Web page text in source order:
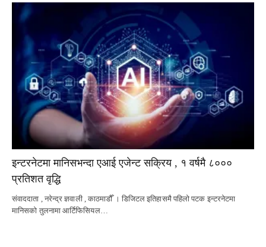
इन्टरनेटमा मानिसभन्दा एआई एजेन्ट सक्रिय , १ वर्षमै ८०००
प्रतिशत वृद्धि
संवाददाता , नरेन्द्र ज्ञवाली , काठमाडौँ । डिजिटल इतिहासमै पहिलो पटक इन्टरनेटमा
मानिसको तुलनामा आर्टिफिसियल…